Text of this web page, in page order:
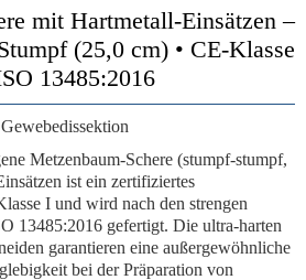
mit Hartmetall-Einsätzen –
(25,0 cm) • CE-Klasse
13485:2016
Metzenbaum-Schere (stumpf-stumpf,
ist ein zertifiziertes
I und wird nach den strengen
13485:2016 gefertigt. Die ultra-harten
garantieren eine außergewöhnliche
bei der Präparation von